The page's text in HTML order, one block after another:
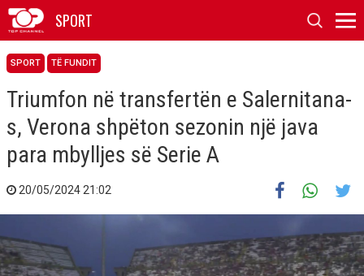
SPORT
SPORT TË FUNDIT
Triumfon në transfertën e Salernitana-
s, Verona shpëton sezonin një java
para mbylljes së Serie A
20/05/2024 21:02